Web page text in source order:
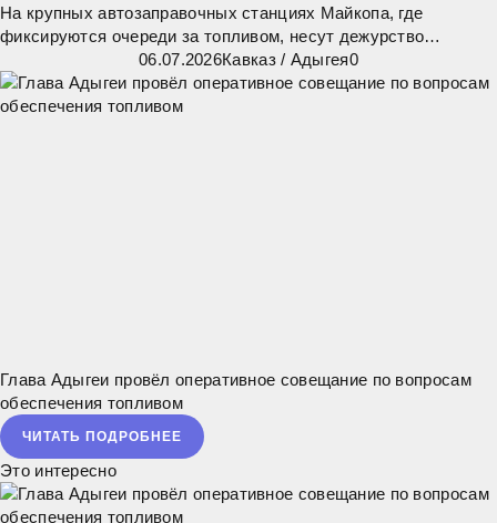
На крупных автозаправочных станциях Майкопа, где
фиксируются очереди за топливом, несут дежурство
дружинники отряда «Честь». Они помогают
правоохранительным органам следить за порядком, а также
06.07.2026Кавказ/ Адыгея0
Глава Адыгеи провёл оперативное совещание по вопросам
обеспечения топливом
ЧИТАТЬ ПОДРОБНЕЕ
Это интересно